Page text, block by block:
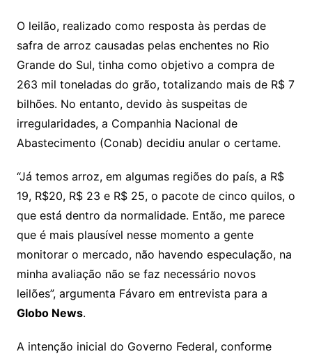
o
o
m
O leilão, realizado como resposta às perdas de
safra de arroz causadas pelas enchentes no Rio
Grande do Sul, tinha como objetivo a compra de
263 mil toneladas do grão, totalizando mais de R$ 7
bilhões. No entanto, devido às suspeitas de
irregularidades, a Companhia Nacional de
Abastecimento (Conab) decidiu anular o certame.
“Já temos arroz, em algumas regiões do país, a R$
19, R$20, R$ 23 e R$ 25, o pacote de cinco quilos, o
que está dentro da normalidade. Então, me parece
que é mais plausível nesse momento a gente
monitorar o mercado, não havendo especulação, na
minha avaliação não se faz necessário novos
leilões”, argumenta Fávaro em entrevista para a
Globo News.
A intenção inicial do Governo Federal, conforme